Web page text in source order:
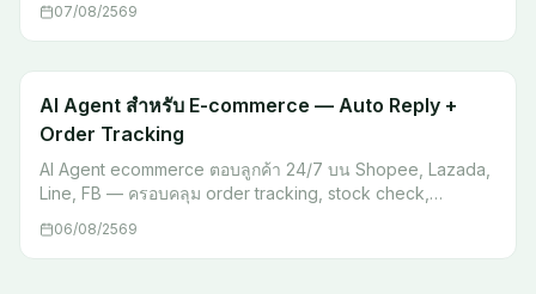
07/08/2569
AI Agent สำหรับ E-commerce — Auto Reply +
Order Tracking
AI Agent ecommerce ตอบลูกค้า 24/7 บน Shopee, Lazada,
Line, FB — ครอบคลุม order tracking, stock check,
06/08/2569